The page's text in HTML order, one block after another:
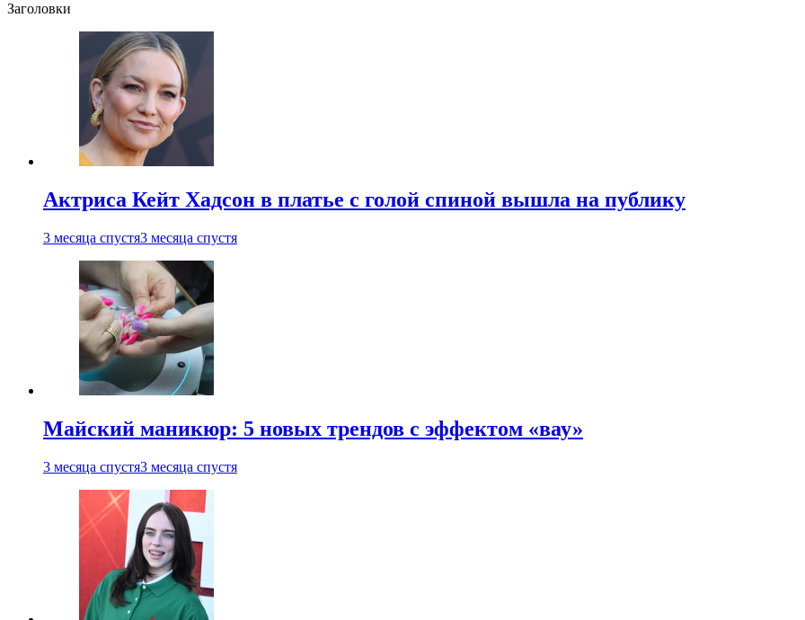
Заголовки
Актриса Кейт Хадсон в платье с голой спиной вышла на публику
3 месяца спустя3 месяца спустя
Майский маникюр: 5 новых трендов с эффектом «вау»
3 месяца спустя3 месяца спустя